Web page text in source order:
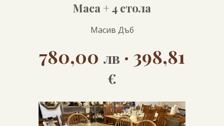
Маса + 4 стола
Масив Дъб
780,00 лв · 398,81
€